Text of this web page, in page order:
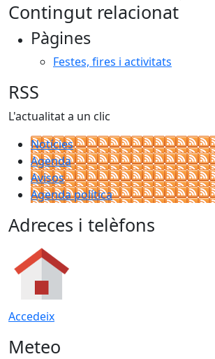
Contingut relacionat
Pàgines
Festes, fires i activitats
RSS
L'actualitat a un clic
Notícies
Agenda
Avisos
Agenda política
Adreces i telèfons
Accedeix
Meteo